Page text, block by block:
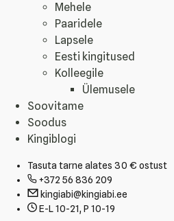
Mehele
Paaridele
Lapsele
Eesti kingitused
Kolleegile
Ülemusele
Soovitame
Soodus
Kingiblogi
Tasuta tarne alates 30 € ostust
+372 56 836 209
kingiabi@kingiabi.ee
E-L 10-21, P 10-19